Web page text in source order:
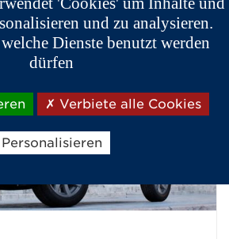
und zu analysieren.
Dienste benutzt werden
dürfen
Verbiete alle Cookies
Personalisieren